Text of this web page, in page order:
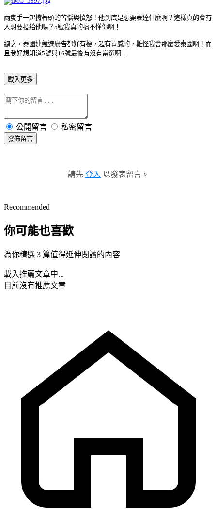
兩隻手一起撐著頭的苦惱與憤怒！他到底是想要表達什麼啊？這樣真的會有
人想要投給他嗎？5號我真的搞不懂你啊！
總之，泰國連競選廣告都好有梗，超有喜感的，難怪我會那麼愛泰國啊！而
且我好想知道5號與16號最後有沒有當選啊...
載入更多
公開留言 私密留言
發佈留言
請先 登入 以發表留言。
Recommended
你可能也喜歡
為你精選 3 篇值得延伸閱讀的內容
載入推薦文章中...
目前沒有推薦文章